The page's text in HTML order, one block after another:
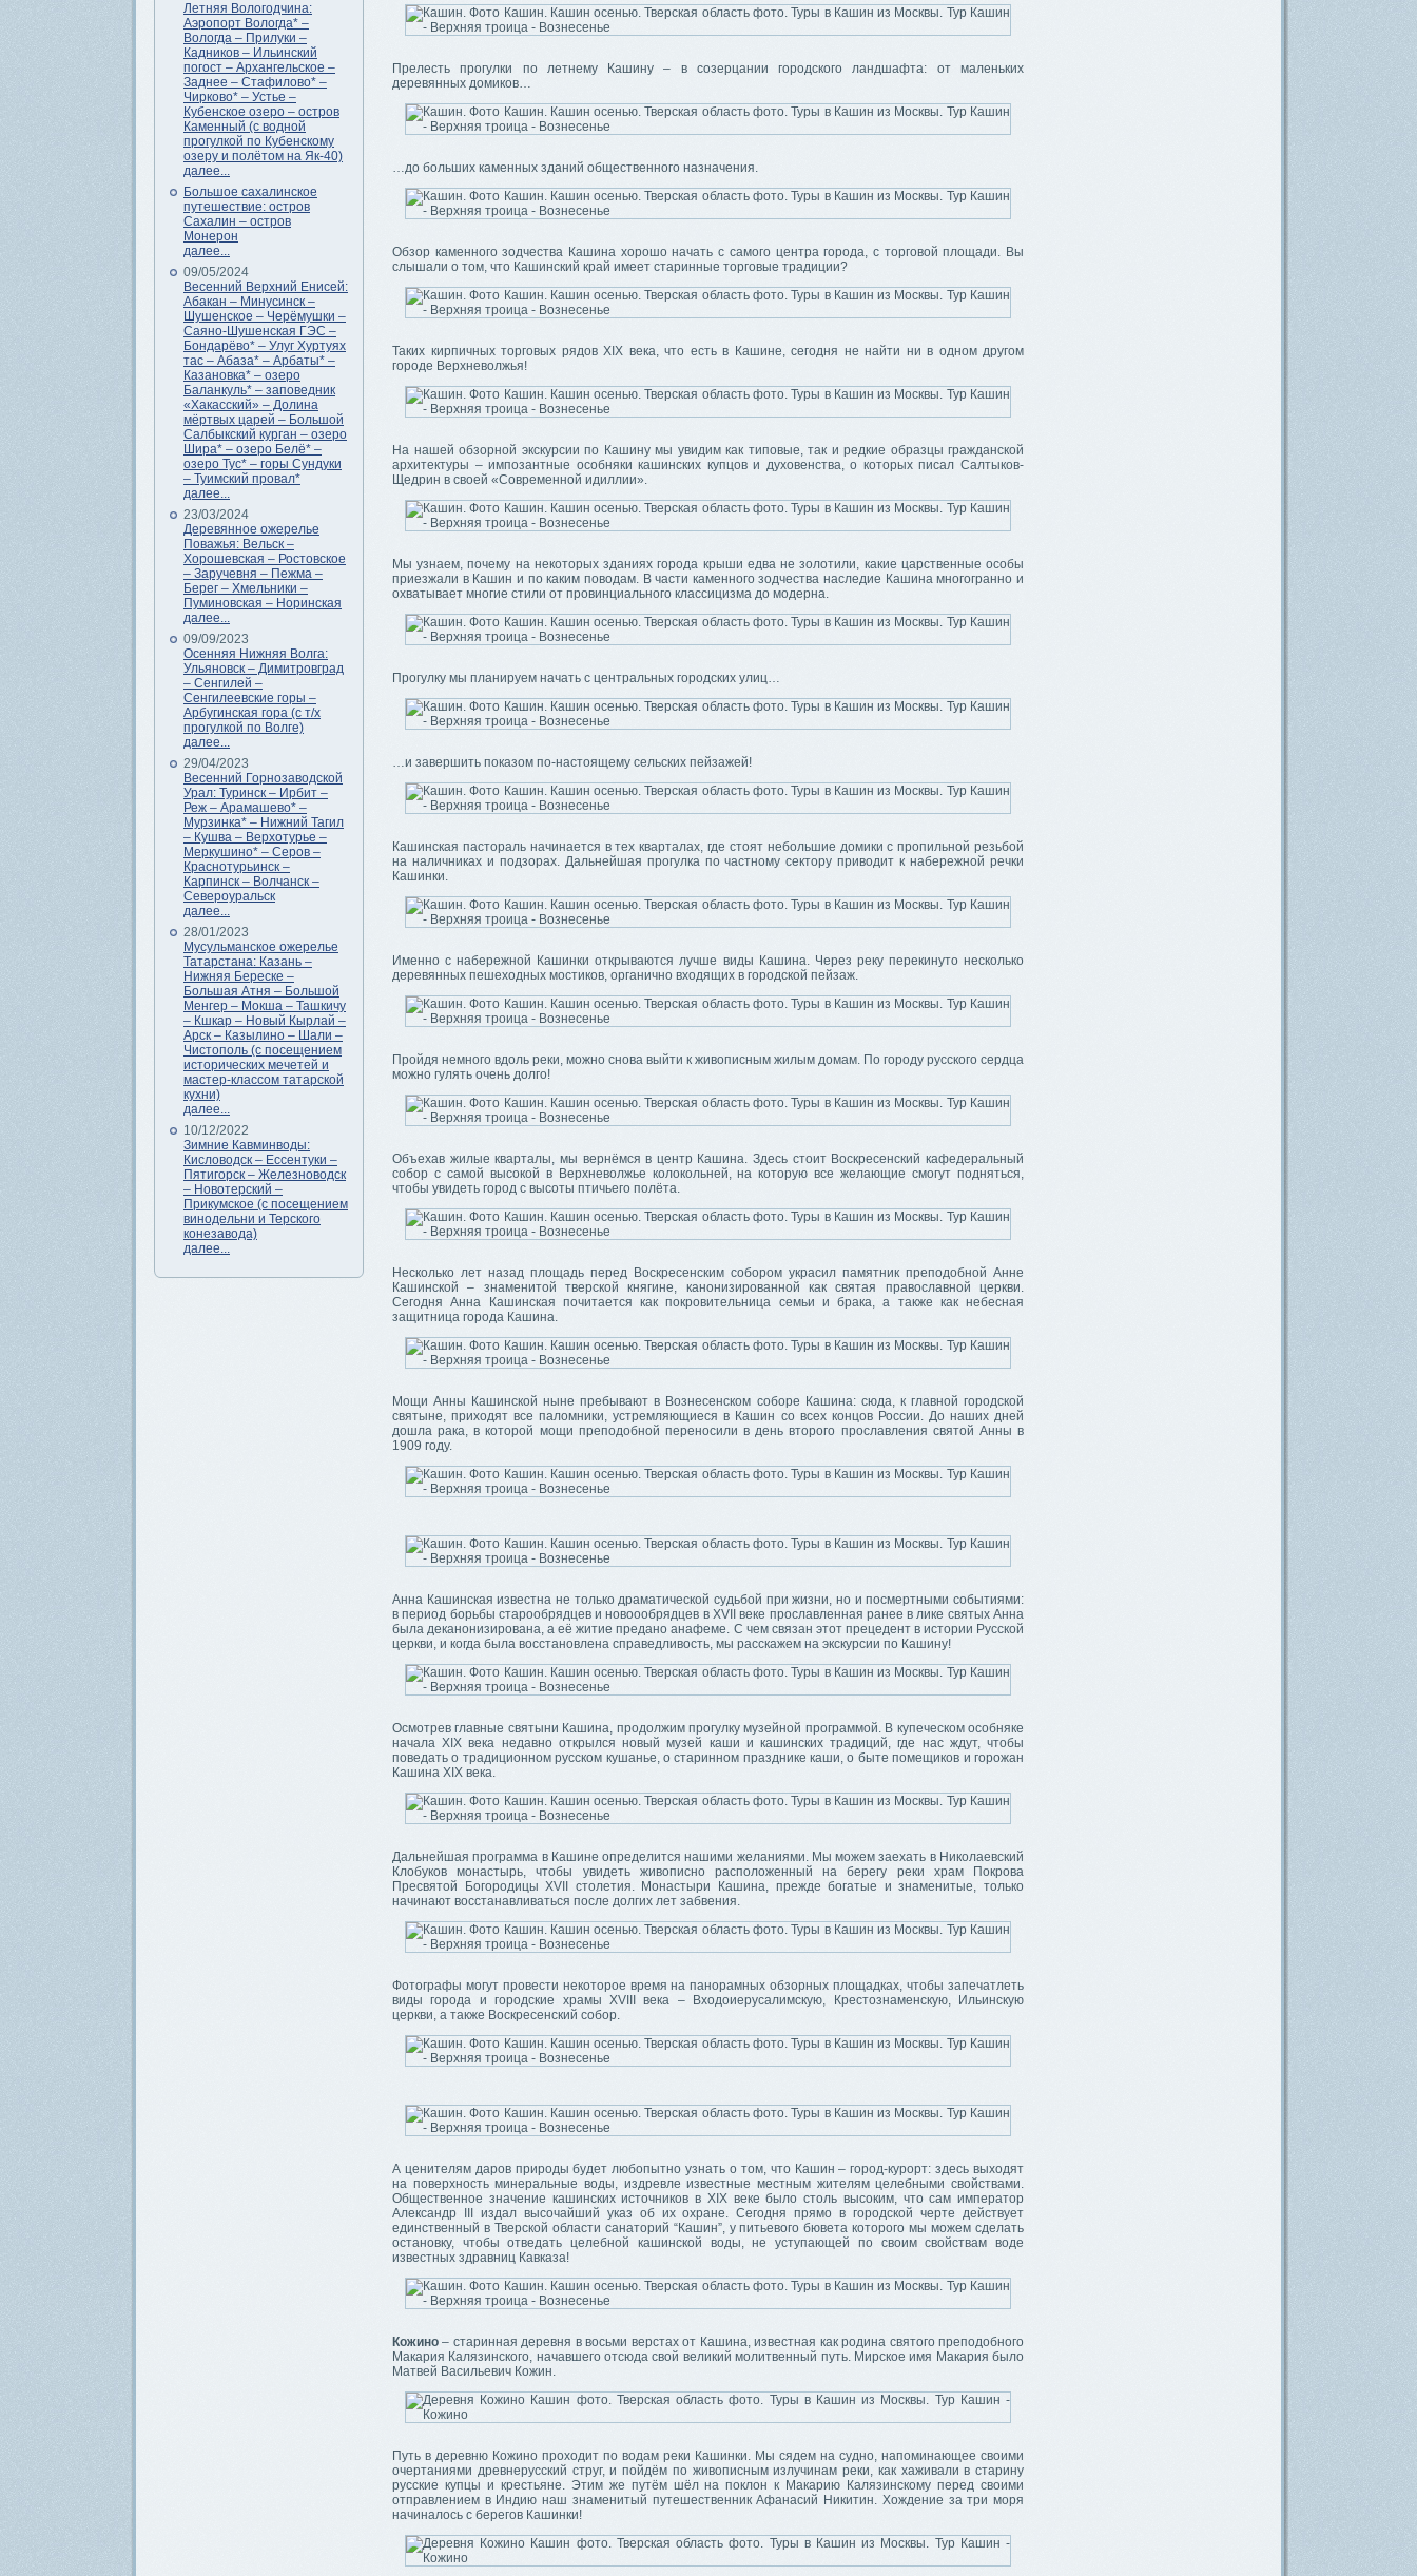
Летняя Вологодчина:
Аэропорт Вологда* –
Вологда – Прилуки –
Кадников – Ильинский
погост – Архангельское –
Заднее – Стафилово* –
Чирково* – Устье –
Кубенское озеро – остров
Каменный (с водной
прогулкой по Кубенскому
озеру и полётом на Як-40)
далее...
Большое сахалинское
путешествие: остров
Сахалин – остров
Монерон
далее...
09/05/2024
Весенний Верхний Енисей:
Абакан – Минусинск –
Шушенское – Черёмушки –
Саяно-Шушенская ГЭС –
Бондарёво* – Улуг Хуртуях
тас – Абаза* – Арбаты* –
Казановка* – озеро
Баланкуль* – заповедник
«Хакасский» – Долина
мёртвых царей – Большой
Салбыкский курган – озеро
Шира* – озеро Белё* –
озеро Тус* – горы Сундуки
– Туимский провал*
далее...
23/03/2024
Деревянное ожерелье
Поважья: Вельск –
Хорошевская – Ростовское
– Заручевня – Пежма –
Берег – Хмельники –
Пуминовская – Норинская
далее...
09/09/2023
Осенняя Нижняя Волга:
Ульяновск – Димитровград
– Сенгилей –
Сенгилеевские горы –
Арбугинская гора (с т/х
прогулкой по Волге)
далее...
29/04/2023
Весенний Горнозаводской
Урал: Туринск – Ирбит –
Реж – Арамашево* –
Мурзинка* – Нижний Тагил
– Кушва – Верхотурье –
Меркушино* – Серов –
Краснотурьинск –
Карпинск – Волчанск –
Североуральск
далее...
28/01/2023
Мусульманское ожерелье
Татарстана: Казань –
Нижняя Береске –
Большая Атня – Большой
Менгер – Мокша – Ташкичу
– Кшкар – Новый Кырлай –
Арск – Казылино – Шали –
Чистополь (с посещением
исторических мечетей и
мастер-классом татарской
кухни)
далее...
10/12/2022
Зимние Кавминводы:
Кисловодск – Ессентуки –
Пятигорск – Железноводск
– Новотерский –
Прикумское (с посещением
винодельни и Терского
конезавода)
далее...
Прелесть прогулки по летнему Кашину – в созерцании городского ландшафта: от маленьких
деревянных домиков…
…до больших каменных зданий общественного назначения.
Обзор каменного зодчества Кашина хорошо начать с самого центра города, с торговой площади. Вы
слышали о том, что Кашинский край имеет старинные торговые традиции?
Таких кирпичных торговых рядов XIX века, что есть в Кашине, сегодня не найти ни в одном другом
городе Верхневолжья!
На нашей обзорной экскурсии по Кашину мы увидим как типовые, так и редкие образцы гражданской
архитектуры – импозантные особняки кашинских купцов и духовенства, о которых писал Салтыков-
Щедрин в своей «Современной идиллии».
Мы узнаем, почему на некоторых зданиях города крыши едва не золотили, какие царственные особы
приезжали в Кашин и по каким поводам. В части каменного зодчества наследие Кашина многогранно и
охватывает многие стили от провинциального классицизма до модерна.
Прогулку мы планируем начать с центральных городских улиц…
…и завершить показом по-настоящему сельских пейзажей!
Кашинская пастораль начинается в тех кварталах, где стоят небольшие домики с пропильной резьбой
на наличниках и подзорах. Дальнейшая прогулка по частному сектору приводит к набережной речки
Кашинки.
Именно с набережной Кашинки открываются лучше виды Кашина. Через реку перекинуто несколько
деревянных пешеходных мостиков, органично входящих в городской пейзаж.
Пройдя немного вдоль реки, можно снова выйти к живописным жилым домам. По городу русского сердца
можно гулять очень долго!
Объехав жилые кварталы, мы вернёмся в центр Кашина. Здесь стоит Воскресенский кафедеральный
собор с самой высокой в Верхневолжье колокольней, на которую все желающие смогут подняться,
чтобы увидеть город с высоты птичьего полёта.
Несколько лет назад площадь перед Воскресенским собором украсил памятник преподобной Анне
Кашинской – знаменитой тверской княгине, канонизированной как святая православной церкви.
Сегодня Анна Кашинская почитается как покровительница семьи и брака, а также как небесная
защитница города Кашина.
Мощи Анны Кашинской ныне пребывают в Вознесенском соборе Кашина: сюда, к главной городской
святыне, приходят все паломники, устремляющиеся в Кашин со всех концов России. До наших дней
дошла рака, в которой мощи преподобной переносили в день второго прославления святой Анны в
1909 году.
Анна Кашинская известна не только драматической судьбой при жизни, но и посмертными событиями:
в период борьбы старообрядцев и новоообрядцев в XVII веке прославленная ранее в лике святых Анна
была деканонизирована, а её житие предано анафеме. С чем связан этот прецедент в истории Русской
церкви, и когда была восстановлена справедливость, мы расскажем на экскурсии по Кашину!
Осмотрев главные святыни Кашина, продолжим прогулку музейной программой. В купеческом особняке
начала XIX века недавно открылся новый музей каши и кашинских традиций, где нас ждут, чтобы
поведать о традиционном русском кушанье, о старинном празднике каши, о быте помещиков и горожан
Кашина XIX века.
Дальнейшая программа в Кашине определится нашими желаниями. Мы можем заехать в Николаевский
Клобуков монастырь, чтобы увидеть живописно расположенный на берегу реки храм Покрова
Пресвятой Богородицы XVII столетия. Монастыри Кашина, прежде богатые и знаменитые, только
начинают восстанавливаться после долгих лет забвения.
Фотографы могут провести некоторое время на панорамных обзорных площадках, чтобы запечатлеть
виды города и городские храмы XVIII века – Входоиерусалимскую, Крестознаменскую, Ильинскую
церкви, а также Воскресенский собор.
А ценителям даров природы будет любопытно узнать о том, что Кашин – город-курорт: здесь выходят
на поверхность минеральные воды, издревле известные местным жителям целебными свойствами.
Общественное значение кашинских источников в XIX веке было столь высоким, что сам император
Александр III издал высочайший указ об их охране. Сегодня прямо в городской черте действует
единственный в Тверской области санаторий “Кашин”, у питьевого бювета которого мы можем сделать
остановку, чтобы отведать целебной кашинской воды, не уступающей по своим свойствам воде
известных здравниц Кавказа!
Кожино – старинная деревня в восьми верстах от Кашина, известная как родина святого преподобного
Макария Калязинского, начавшего отсюда свой великий молитвенный путь. Мирское имя Макария было
Матвей Васильевич Кожин.
Путь в деревню Кожино проходит по водам реки Кашинки. Мы сядем на судно, напоминающее своими
очертаниями древнерусский струг, и пойдём по живописным излучинам реки, как хаживали в старину
русские купцы и крестьяне. Этим же путём шёл на поклон к Макарию Калязинскому перед своими
отправлением в Индию наш знаменитый путешественник Афанасий Никитин. Хождение за три моря
начиналось с берегов Кашинки!